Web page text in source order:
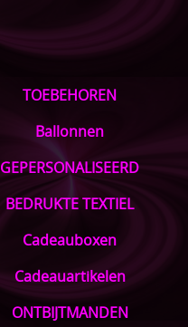
TOEBEHOREN
Ballonnen
GEPERSONALISEERD
BEDRUKTE TEXTIEL
Cadeauboxen
Cadeauartikelen
ONTBIJTMANDEN